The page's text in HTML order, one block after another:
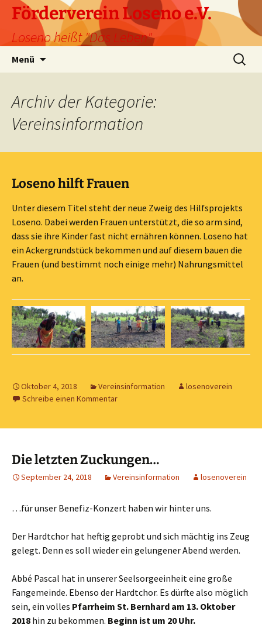
Förderverein Loseno e.V.
Loseno heißt "Das Leben"
Menü
Suche
nach:
Archiv der Kategorie:
Vereinsinformation
Loseno hilft Frauen
Unter diesem Titel steht der neue Zweig des Hilfsprojekts
Loseno. Dabei werden Frauen unterstützt, die so arm sind,
dass sie ihre Kinder fast nicht ernähren können. Loseno hat
ein Ackergrundstück bekommen und auf diesem bauen die
Frauen (und bestimmt noch einige mehr) Nahrungsmittel
an.
Oktober 4, 2018 Vereinsinformation
losenoverein
Schreibe einen Kommentar
Die letzten Zuckungen…
September 24, 2018 Vereinsinformation losenoverein
…für unser Benefiz-Konzert haben wir hinter uns.
Der Hardtchor hat heftig geprobt und sich mächtig ins Zeug
gelegt. Denn es soll wieder ein gelungener Abend werden.
Abbé Pascal hat in unserer Seelsorgeeinheit eine große
Fangemeinde. Ebenso der Hardtchor. Es dürfte also möglich
sein, ein volles Pfarrheim St. Bernhard am 13. Oktober
2018 hin zu bekommen. Beginn ist um 20 Uhr.